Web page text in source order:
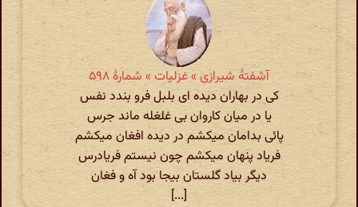
آشفتهٔ شیرازی » غزلیات » شمارهٔ ۵۹۸
کی در بهاران دیده ای بلبل فرو بندد نفس
یا در میان کاروان بی غلغله ماند جرس
پائی بدامان میکشم در دیده افغان میکشم
فریاد پنهان میکشم چون نیستم فریادرس
دیگر بیاد گلستان بیجا بود آه و فغان
[...]